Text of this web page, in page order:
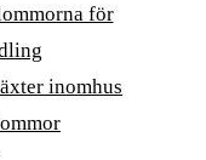
för
inomhus